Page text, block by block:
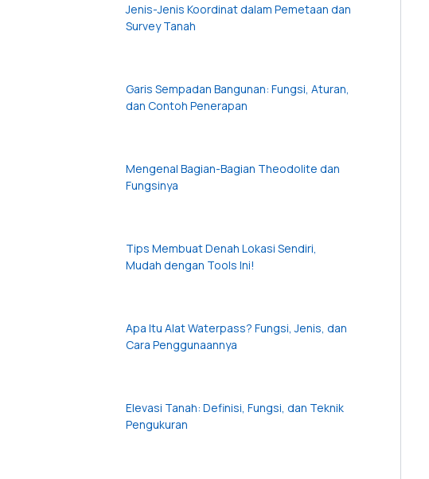
Jenis-Jenis Koordinat dalam Pemetaan dan
Survey Tanah
Garis Sempadan Bangunan: Fungsi, Aturan,
dan Contoh Penerapan
Mengenal Bagian-Bagian Theodolite dan
Fungsinya
Tips Membuat Denah Lokasi Sendiri,
Mudah dengan Tools Ini!
Apa Itu Alat Waterpass? Fungsi, Jenis, dan
Cara Penggunaannya
Elevasi Tanah: Definisi, Fungsi, dan Teknik
Pengukuran